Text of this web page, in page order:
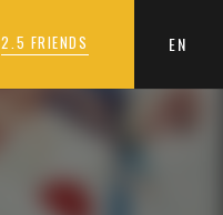
EN
2.5 FRIENDS